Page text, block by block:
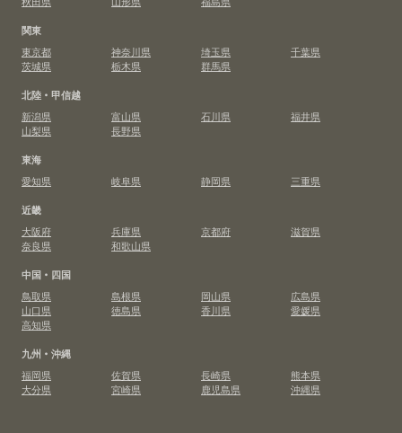
関東
東京都
神奈川県 埼玉県
千葉県
茨城県
栃木県
群馬県
北陸・甲信越
新潟県
富山県 石川県
福井県
山梨県
長野県
東海
愛知県
岐阜県 静岡県
三重県
近畿
大阪府
兵庫県 京都府
滋賀県
奈良県
和歌山県
中国・四国
鳥取県
島根県 岡山県
広島県
山口県
徳島県 香川県
愛媛県
高知県
九州・沖縄
福岡県
佐賀県 長崎県
熊本県
大分県
宮崎県 鹿児島県 沖縄県